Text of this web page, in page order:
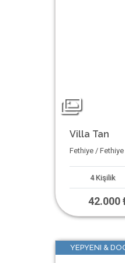
Villa Tan
Fethiye / Fethiye
4 Kişilik
42.000
YEPYENI &